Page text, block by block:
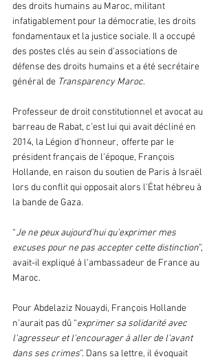
des droits humains au Maroc, militant
infatigablement pour la démocratie, les droits
fondamentaux et la justice sociale. Il a occupé
des postes clés au sein d’associations de
défense des droits humains et a été secrétaire
général de Transparency Maroc.
Professeur de droit constitutionnel et avocat au
barreau de Rabat, c’est lui qui avait décliné en
2014, la Légion d’honneur, offerte par le
président français de l’époque, François
Hollande, en raison du soutien de Paris à Israël
lors du conflit qui opposait alors l’État hébreu à
la bande de Gaza.
“Je ne peux aujourd’hui qu’exprimer mes
excuses pour ne pas accepter cette distinction”,
avait-il expliqué à l’ambassadeur de France au
Maroc.
Pour Abdelaziz Nouaydi, François Hollande
n’aurait pas dû “exprimer sa solidarité avec
l’agresseur et l’encourager à aller de l’avant
dans ses crimes”. Dans sa lettre, il évoquait